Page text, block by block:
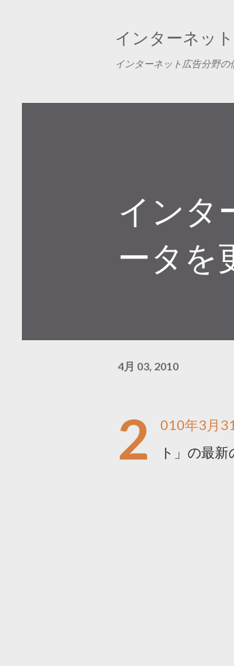
インターネッ
インターネット広告分野の
インタ
ータを
4月 03, 2010
2
010年3月
ト」の最新